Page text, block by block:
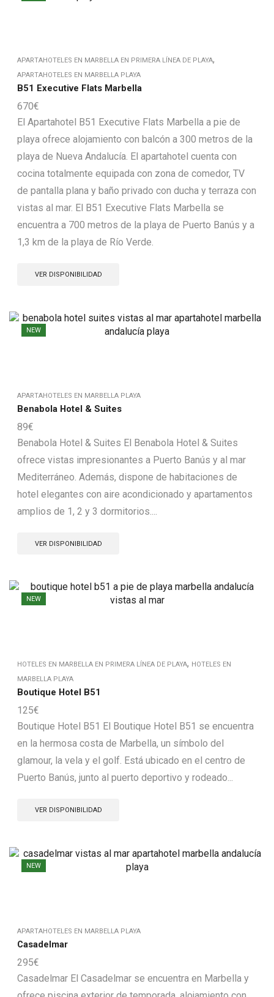
APARTAHOTELES EN MARBELLA EN PRIMERA LÍNEA DE PLAYA,
APARTAHOTELES EN MARBELLA PLAYA
B51 Executive Flats Marbella
670€
El Apartahotel B51 Executive Flats Marbella a pie de
playa ofrece alojamiento con balcón a 300 metros de la
playa de Nueva Andalucía. El apartahotel cuenta con
cocina totalmente equipada con zona de comedor, TV
de pantalla plana y baño privado con ducha y terraza con
vistas al mar. El B51 Executive Flats Marbella se
encuentra a 700 metros de la playa de Puerto Banús y a
1,3 km de la playa de Río Verde.
VER DISPONIBILIDAD
NEW
APARTAHOTELES EN MARBELLA PLAYA
Benabola Hotel & Suites
89€
Benabola Hotel & Suites El Benabola Hotel & Suites
ofrece vistas impresionantes a Puerto Banús y al mar
Mediterráneo. Además, dispone de habitaciones de
hotel elegantes con aire acondicionado y apartamentos
amplios de 1, 2 y 3 dormitorios....
VER DISPONIBILIDAD
NEW
HOTELES EN MARBELLA EN PRIMERA LÍNEA DE PLAYA, HOTELES EN
MARBELLA PLAYA
Boutique Hotel B51
125€
Boutique Hotel B51 El Boutique Hotel B51 se encuentra
en la hermosa costa de Marbella, un símbolo del
glamour, la vela y el golf. Está ubicado en el centro de
Puerto Banús, junto al puerto deportivo y rodeado...
VER DISPONIBILIDAD
NEW
APARTAHOTELES EN MARBELLA PLAYA
Casadelmar
295€
Casadelmar El Casadelmar se encuentra en Marbella y